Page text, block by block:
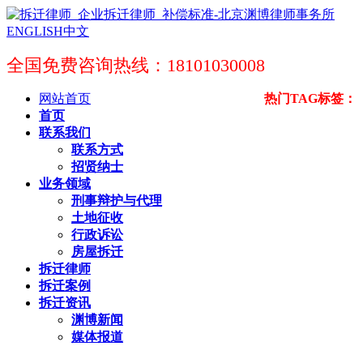
ENGLISH中文
全国免费咨询热线：18101030008
热门TAG标签：
网站首页
首页
联系我们
联系方式
招贤纳士
业务领域
刑事辩护与代理
土地征收
行政诉讼
房屋拆迁
拆迁律师
拆迁案例
拆迁资讯
渊博新闻
媒体报道